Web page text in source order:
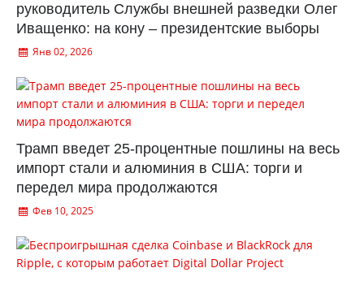
руководитель Службы внешней разведки Олег
Иващенко: на кону – президентские выборы
Янв 02, 2026
Трамп введет 25-процентные пошлины на весь
импорт стали и алюминия в США: торги и
передел мира продолжаются
Фев 10, 2025